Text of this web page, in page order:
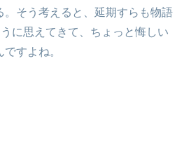
。そう考えると、延期すらも物語
に思えてきて、ちょっと悔しい
すよね。